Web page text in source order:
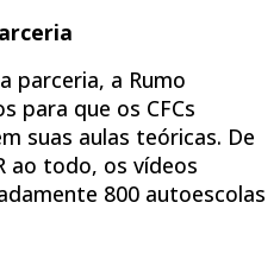
parceria, a Rumo
para que os CFCs
suas aulas teóricas. De
ao todo, os vídeos
800 autoescolas